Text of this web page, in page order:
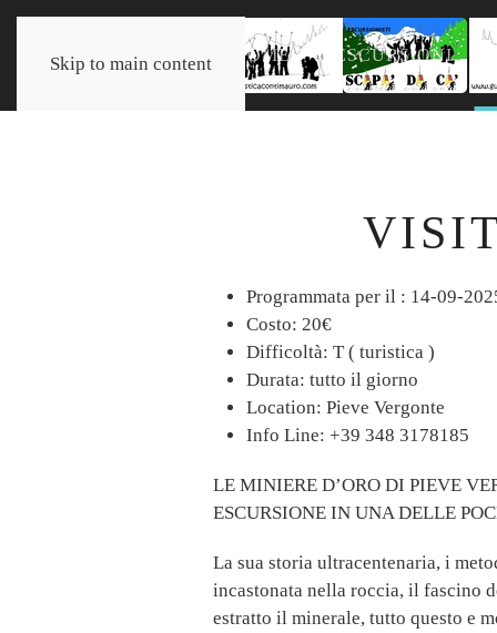
Skip to main content HOME ESCURSIONI
Programmata per il : 14-09-
Costo: 20€
Difficoltà: T ( turistica )
Durata: tutto il giorno
Location: Pieve Vergonte
Info Line: +39 348 3178185
LE MINIERE D’ORO DI PIEVE
ESCURSIONE IN UNA DELLE
La sua storia ultracentenaria, i
incastonata nella roccia, il fascino
estratto il minerale, tutto questo e